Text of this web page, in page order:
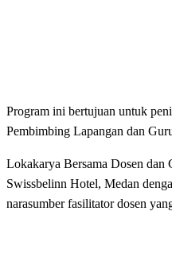
Program ini bertujuan untuk
Pembimbing Lapangan dan
Lokakarya Bersama Dosen dan
Swissbelinn Hotel, Medan
narasumber fasilitator dosen